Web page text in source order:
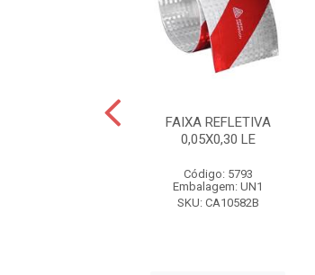
FAIXA REFLETIVA
0,05X0,30 LE
Código: 5793
Embalagem: UN1
SKU: CA10582B